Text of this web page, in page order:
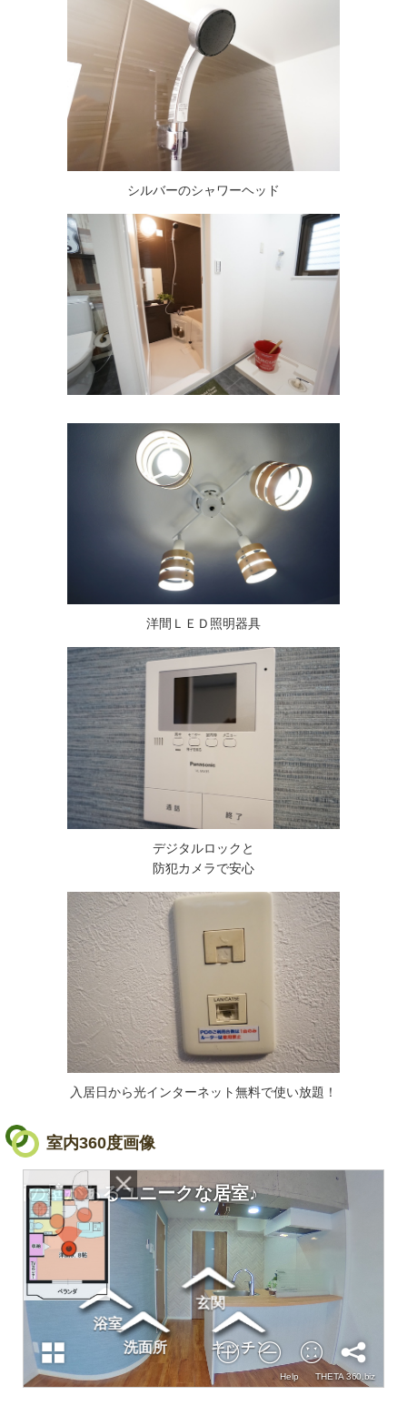
シルバーのシャワーヘッド
洋間ＬＥＤ照明器具
デジタルロックと
防犯カメラで安心
入居日から光インターネット無料で使い放題！
室内360度画像